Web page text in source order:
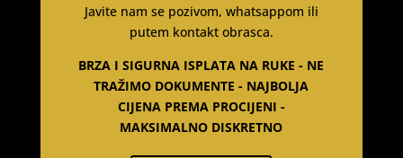
Javite nam se pozivom, whatsappom ili
putem kontakt obrasca.
BRZA I SIGURNA ISPLATA NA RUKE - NE
TRAŽIMO DOKUMENTE - NAJBOLJA
CIJENA PREMA PROCIJENI -
MAKSIMALNO DISKRETNO